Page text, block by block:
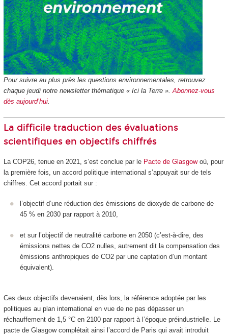
Pour suivre au plus près les questions environnementales, retrouvez
chaque jeudi notre newsletter thématique « Ici la Terre ».Abonnez-vous
dès aujourd’hui.
La difficile traduction des évaluations
scientifiques en objectifs chiffrés
La COP26, tenue en 2021, s’est conclue par le Pacte de Glasgowoù, pour
la première fois, un accord politique international s’appuyait sur de tels
chiffres. Cet accord portait sur :
l’objectif d’une réduction des émissions de dioxyde de carbone de
45 % en 2030 par rapport à 2010,
et sur l’objectif de neutralité carbone en 2050 (c’est-à-dire, des
émissions nettes de CO2 nulles, autrement dit la compensation des
émissions anthropiques de CO2 par une captation d’un montant
équivalent).
Ces deux objectifs devenaient, dès lors, la référence adoptée par les
politiques au plan international en vue de ne pas dépasser un
réchauffement de 1,5 °C en 2100 par rapport à l’époque préindustrielle. Le
pacte de Glasgow complétait ainsi l’accord de Paris qui avait introduit